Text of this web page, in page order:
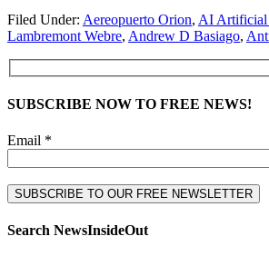
Filed Under: Aereopuerto Orion, AI Artificial
Lambremont Webre, Andrew D Basiago,
SUBSCRIBE NOW TO FREE NEWS!
Email *
Search NewsInsideOut